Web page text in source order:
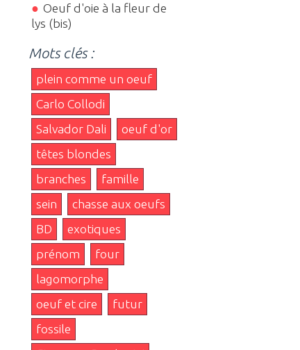
Oeuf d'oie à la fleur de
lys (bis)
Mots clés :
plein comme un oeuf
Carlo Collodi
Salvador Dali
oeuf d'or
têtes blondes
branches
famille
sein
chasse aux oeufs
BD
exotiques
prénom
four
lagomorphe
oeuf et cire
futur
fossile